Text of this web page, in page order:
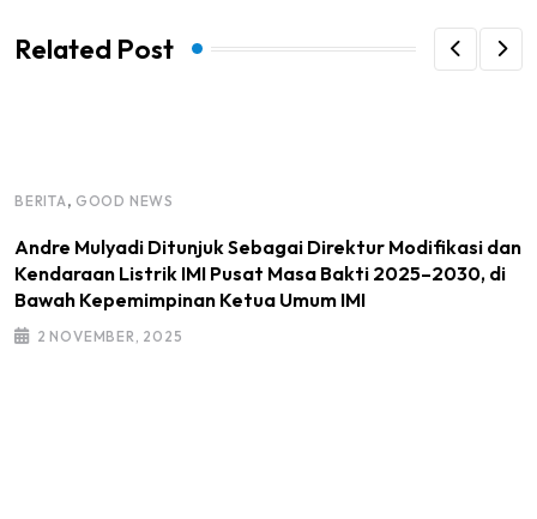
Related Post
BERITA , GOOD NEWS
Andre Mulyadi Ditunjuk Sebagai Direktur Modifikasi dan
Kendaraan Listrik IMI Pusat Masa Bakti 2025–2030, di
Bawah Kepemimpinan Ketua Umum IMI
2 NOVEMBER, 2025